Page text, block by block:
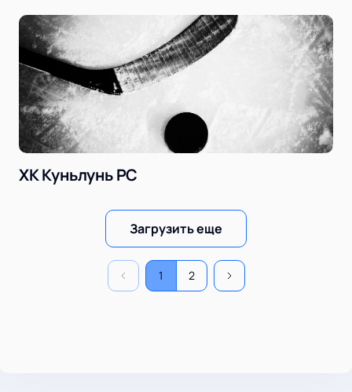
ХК Куньлунь РС
Загрузить еще
1 2